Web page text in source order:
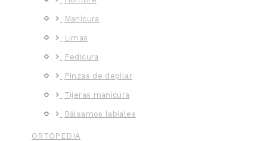
Manicura
Limas
Pedicura
Pinzas de depilar
Tijeras manicura
Bálsamos labiales
ORTOPEDIA